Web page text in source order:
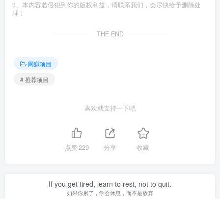
3、本内容若侵犯到你的版权利益，请联系我们，会尽快给予删除处
理！
THE END
网赚项目
# 推荐项目
喜欢就支持一下吧
点赞229 分享 收藏
If you get tired, learn to rest, not to quit.
如果你累了，学会休息，而不是放弃